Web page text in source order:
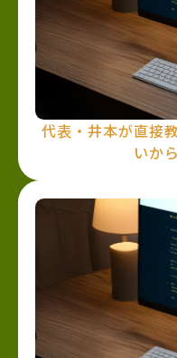
代表・井本が直接
いか